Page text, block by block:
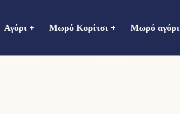
Αγόρι Μωρό Κορίτσι Μωρό αγόρι